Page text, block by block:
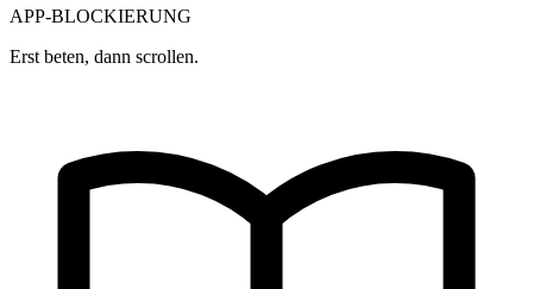
APP-BLOCKIERUNG
Erst beten, dann scrollen.